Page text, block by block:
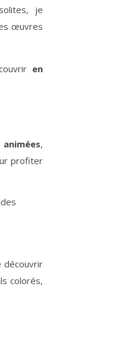
je
œuvres
en
,
profiter
découvrir
colorés,